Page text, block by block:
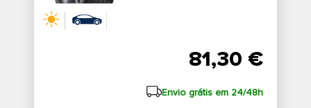
81,30 €
Envio grátis em 24/48h